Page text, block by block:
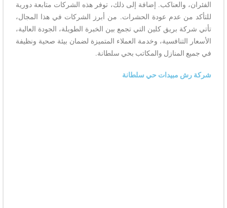
الفئران، والعناكب. إضافة إلى ذلك، توفر هذه الشركات متابعة دورية
للتأكد من عدم عودة الحشرات. من أبرز الشركات في هذا المجال،
تأتي شركة بريق كلين التي تجمع بين الخبرة الطويلة، الجودة العالية،
الأسعار التنافسية، وخدمة العملاء المتميزة لضمان بيئة صحية ونظيفة
في جميع المنازل والمكاتب بحي سلطانة.
شركة رش مبيدات حي سلطانة